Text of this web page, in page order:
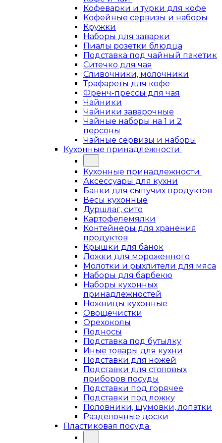
Кофеварки и турки для кофе
Кофейные сервизы и наборы
Кружки
Наборы для заварки
Пиалы розетки блюдца
Подставка под чайный пакетик
Ситечко для чая
Сливочники, молочники
Трафареты для кофе
Френч-прессы для чая
Чайники
Чайники заварочные
Чайные наборы на 1 и 2
персоны
Чайные сервизы и наборы
Кухонные принадлежности
Кухонные принадлежности
Аксессуары для кухни
Банки для сыпучих продуктов
Весы кухонные
Дуршлаг, сито
Картофелемялки
Контейнеры для хранения
продуктов
Крышки для банок
Ложки для мороженного
Молотки и рыхлители для мяса
Наборы для барбекю
Наборы кухонных
принадлежностей
Ножницы кухонные
Овощечистки
Орехоколы
Подносы
Подставка под бутылку
Иные товары для кухни
Подставки для ножей
Подставки для столовых
приборов посуды
Подставки под горячее
Подставки под ложку
Половники, шумовки, лопатки
Разделочные доски
Пластиковая посуда